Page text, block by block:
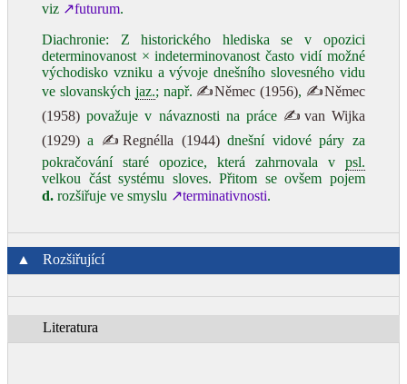
viz ↗futurum.
Diachronie: Z historického hlediska se v opozici
determinovanost × indeterminovanost často vidí možné
východisko vzniku a vývoje dnešního slovesného vidu
ve slovanských jaz.; např. ✍Němec (1956), ✍Němec
(1958) považuje v návaznosti na práce ✍van Wijka
(1929) a ✍Regnélla (1944)dnešní vidové páry za
pokračování staré opozice, která zahrnovala v psl.
velkou část systému sloves. Přitom se ovšem pojem
d. rozšiřuje ve smyslu ↗terminativnosti.
▲ Rozšiřující
Literatura